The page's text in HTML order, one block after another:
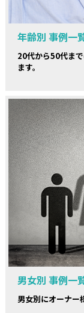
年齢別 事例一
20代から50代ま
ます。
男女別 事例一
男女別にオーナー